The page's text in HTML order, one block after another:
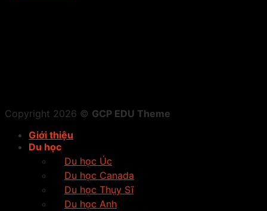
Copyright 2026 © GCP EDU Theme
Giới thiệu
Du học
Du học Úc
Du học Canada
Du học Thụy Sĩ
Du học Anh